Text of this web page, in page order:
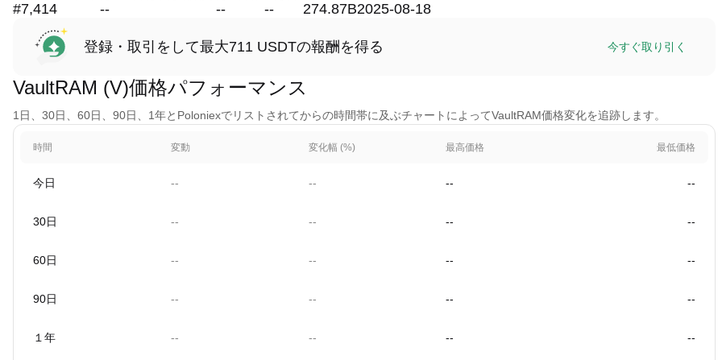
#7,414 -- -- -- 274.87B2025-08-18
登録・取引をして最大711 USDTの報酬を得る 今すぐ取り引く
VaultRAM (V)価格パフォーマンス
1日、30日、60日、90日、1年とPoloniexでリストされてからの時間帯に及ぶチャートによってVaultRAM価格変化を追跡します。
時間 変動 変化幅 (%) 最高価格 最低価格
今日 -- -- -- --
30日 -- -- -- --
60日 -- -- -- --
90日 -- -- -- --
１年 -- -- -- --